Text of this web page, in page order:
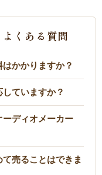
くある質問
かかりますか？
ていますか？
ディオメーカー
売ることはできま